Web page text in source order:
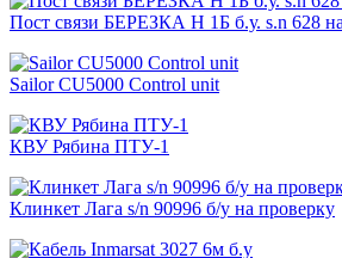
Пост связи БЕРЕЗКА Н 1Б б.у. s.n 628
Sailor CU5000 Control unit
КВУ Рябина ПТУ-1
Клинкет Лага s/n 90996 б/у на проверку